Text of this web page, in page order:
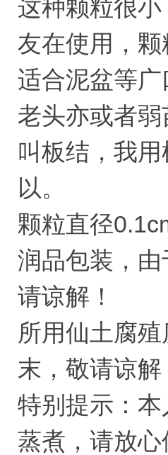
这种颗粒很
友在使用，
适合泥盆等
老头亦或者
叫板结，我
以。
颗粒直径
润品包装，
请谅解！
所用仙土腐
末，敬请谅解
特别提示：
蒸煮，请放心